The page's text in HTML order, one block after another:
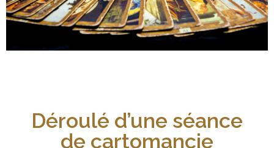
Déroulé d’une séance
de cartomancie